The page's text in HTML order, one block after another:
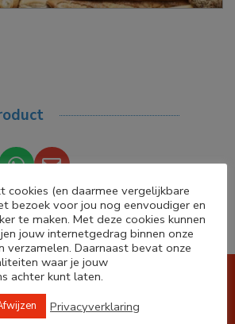
 
ons, dan koop je bij
cookies (en daarmee vergelijkbare
bezoek voor jou nog eenvoudiger en
te maken. Met deze cookies kunnen
jouw internetgedrag binnen onze
verzamelen. Daarnaast bevat onze
waar je jouw
achter kunt laten.
Privacyverklaring